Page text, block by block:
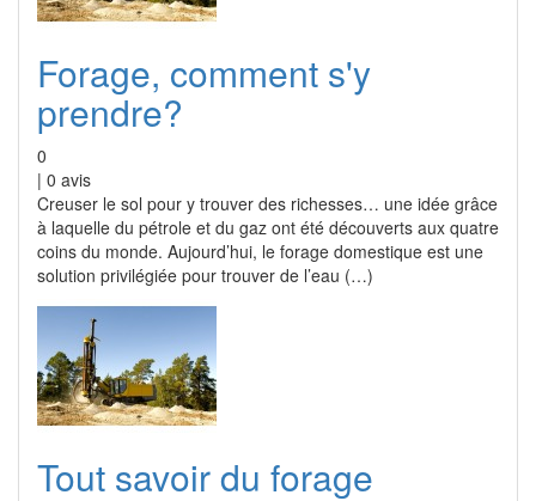
Forage, comment s'y
prendre?
0
| 0 avis
Creuser le sol pour y trouver des richesses… une idée grâce
à laquelle du pétrole et du gaz ont été découverts aux quatre
coins du monde. Aujourd’hui, le forage domestique est une
solution privilégiée pour trouver de l’eau (…)
Tout savoir du forage